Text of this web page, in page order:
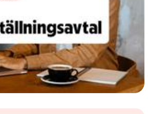
vidare till artikelns
innehåll